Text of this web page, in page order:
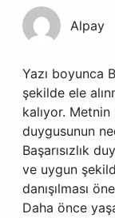
Alpay
Yazı boyunca
şekilde ele
kalıyor. Metnin
duygusunun
Başarısızlık
ve uygun
danışılması
Daha önce